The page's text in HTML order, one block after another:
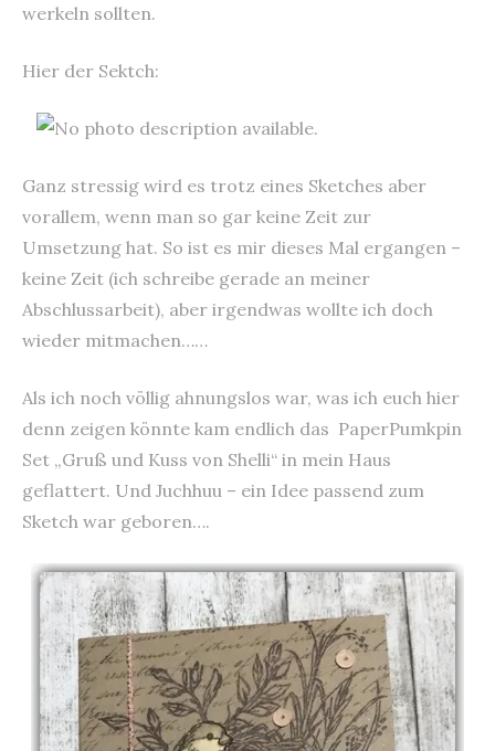
werkeln sollten.
Hier der Sektch:
Ganz stressig wird es trotz eines Sketches aber
vorallem, wenn man so gar keine Zeit zur
Umsetzung hat. So ist es mir dieses Mal ergangen –
keine Zeit (ich schreibe gerade an meiner
Abschlussarbeit), aber irgendwas wollte ich doch
wieder mitmachen……
Als ich noch völlig ahnungslos war, was ich euch hier
denn zeigen könnte kam endlich das PaperPumkpin
Set „Gruß und Kuss von Shelli“ in mein Haus
geflattert. Und Juchhuu – ein Idee passend zum
Sketch war geboren….